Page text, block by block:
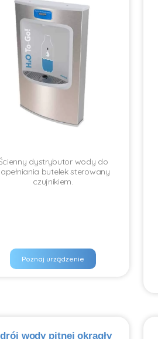
dystrybutor wody do
butelek sterowany
czujnikiem.
Poznaj urządzenie
wody pitnej okrągły